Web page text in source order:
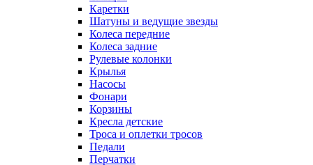
Каретки
Шатуны и ведущие звезды
Колеса передние
Колеса задние
Рулевые колонки
Крылья
Насосы
Фонари
Корзины
Кресла детские
Троса и оплетки тросов
Педали
Перчатки